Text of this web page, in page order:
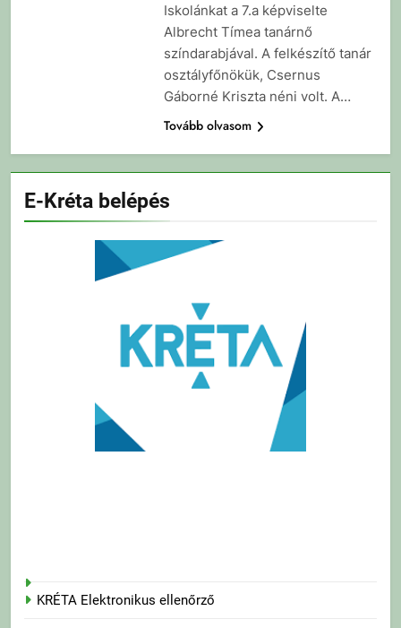
Iskolánkat a 7.a képviselte
Albrecht Tímea tanárnő
színdarabjával. A felkészítő tanár
osztályfőnökük, Csernus
Gáborné Kriszta néni volt. A…
Tovább olvasom
E-Kréta belépés
KRÉTA Elektronikus ellenőrző